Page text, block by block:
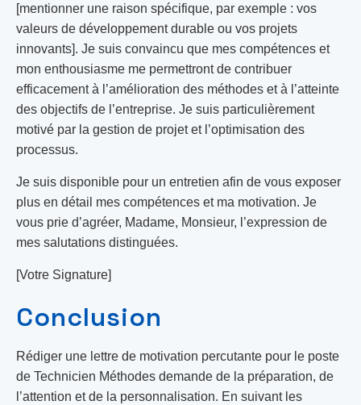
[mentionner une raison spécifique, par exemple : vos
valeurs de développement durable ou vos projets
innovants]. Je suis convaincu que mes compétences et
mon enthousiasme me permettront de contribuer
efficacement à l’amélioration des méthodes et à l’atteinte
des objectifs de l’entreprise. Je suis particulièrement
motivé par la gestion de projet et l’optimisation des
processus.
Je suis disponible pour un entretien afin de vous exposer
plus en détail mes compétences et ma motivation. Je
vous prie d’agréer, Madame, Monsieur, l’expression de
mes salutations distinguées.
[Votre Signature]
Conclusion
Rédiger une lettre de motivation percutante pour le poste
de Technicien Méthodes demande de la préparation, de
l’attention et de la personnalisation. En suivant les